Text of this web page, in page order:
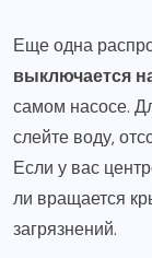
Еще одна
выключается
самом насосе.
слейте воду,
Если у вас
ли вращается
загрязнений.